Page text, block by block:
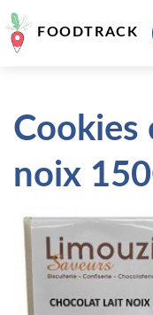
FOODTRACK
Cookies
noix